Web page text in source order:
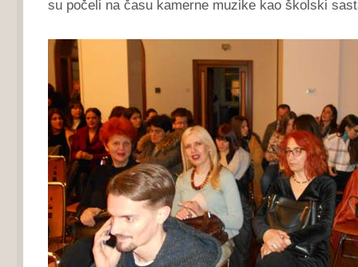
su počeli na času kamerne muzike kao školski